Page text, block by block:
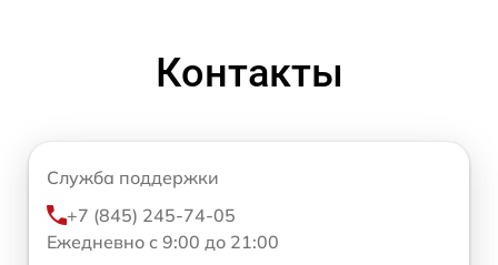
Контакты
Служба поддержки
+7 (845) 245-74-05
Ежедневно с 9:00 до 21:00